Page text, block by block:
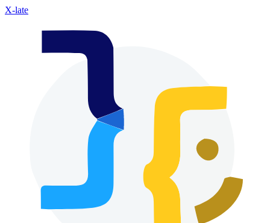
X-late